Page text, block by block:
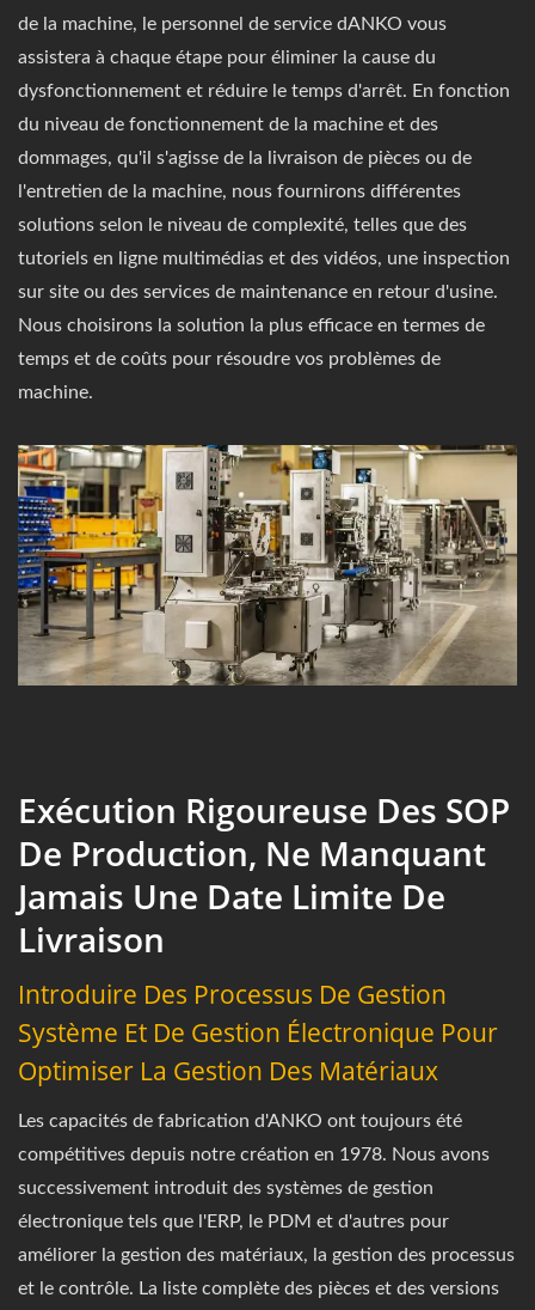
de la machine, le personnel de service dANKO vous
assistera à chaque étape pour éliminer la cause du
dysfonctionnement et réduire le temps d'arrêt. En fonction
du niveau de fonctionnement de la machine et des
dommages, qu'il s'agisse de la livraison de pièces ou de
l'entretien de la machine, nous fournirons différentes
solutions selon le niveau de complexité, telles que des
tutoriels en ligne multimédias et des vidéos, une inspection
sur site ou des services de maintenance en retour d'usine.
Nous choisirons la solution la plus efficace en termes de
temps et de coûts pour résoudre vos problèmes de
machine.
Exécution Rigoureuse Des SOP
De Production, Ne Manquant
Jamais Une Date Limite De
Livraison
Introduire Des Processus De Gestion
Système Et De Gestion Électronique Pour
Optimiser La Gestion Des Matériaux
Les capacités de fabrication d'ANKO ont toujours été
compétitives depuis notre création en 1978. Nous avons
successivement introduit des systèmes de gestion
électronique tels que l'ERP, le PDM et d'autres pour
améliorer la gestion des matériaux, la gestion des processus
et le contrôle. La liste complète des pièces et des versions